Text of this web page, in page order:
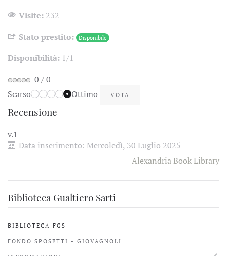
Visite: 232
Stato prestito:
Disponibile
Disponibilità: 1/1
0 /0
Scarso
Ottimo
Recensione
v.1
Data inserimento: Mercoledì, 30 Luglio 2025
Alexandria Book Library
Biblioteca Gualtiero Sarti
BIBLIOTECA FGS
FONDO SPOSETTI - GIOVAGNOLI